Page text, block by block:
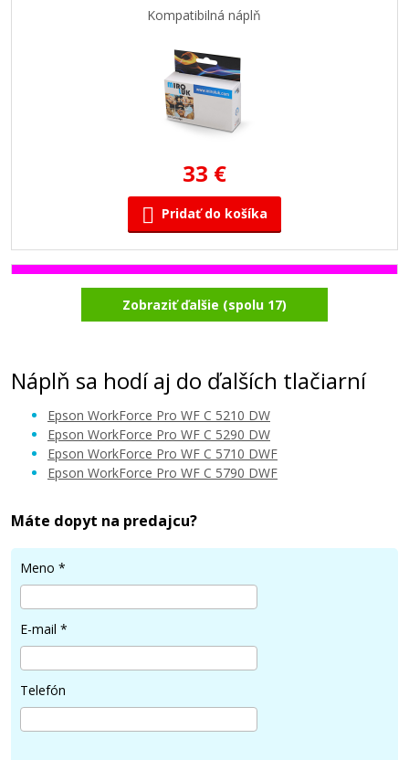
Kompatibilná náplň
33 €
Pridať do košíka
Kompatibilná náplň s EPSON T9443
(Purpurová)
Kompatibilná náplň s EPSON T9444 (Žltá)
Kompatibilná náplň
Zobraziť ďalšie (spolu 17)
Náplň sa hodí aj do ďalších tlačiarní
Epson WorkForce Pro WF C 5210 DW
Epson WorkForce Pro WF C 5290 DW
Epson WorkForce Pro WF C 5710 DWF
Epson WorkForce Pro WF C 5790 DWF
Máte dopyt na predajcu?
Meno *
E-mail *
Telefón